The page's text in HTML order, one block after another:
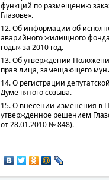
функций по размещению
Глазове».
12. Об информации об
аварийного жилищного
годы» за 2010 год.
13. Об утверждении
прав лица, замещающего
14. О регистрации
Думе пятого созыва.
15. О внесении изменения в
утвержденное решением
от 28.01.2010 № 848).